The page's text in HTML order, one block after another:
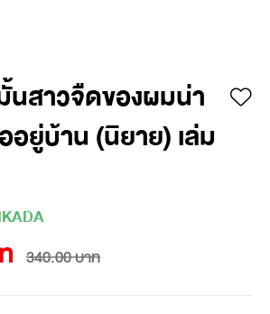
สาวจืดของผมน่า
อยู่บ้าน (นิยาย) เล่ม
340.00 บาท